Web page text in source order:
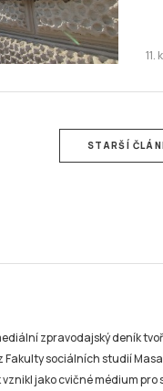
STARŠÍ
zpravodajský deník
sociálních studií
jako cvičné médium pro